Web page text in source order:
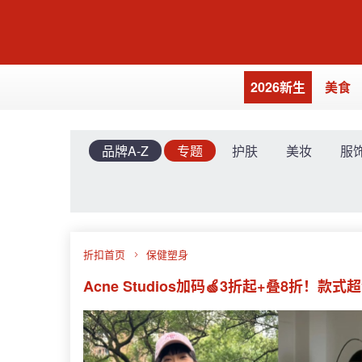
2026新生 美食
品牌A-Z 专题 护肤 美妆 服
折扣首页 保健塑身
Acne Studios加码🍏3折起+叠8折！款式